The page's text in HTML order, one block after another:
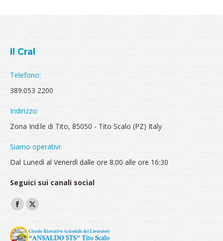
Il Cral
Telefono:
389.053 2200
Indirizzo:
Zona Ind.le di Tito, 85050 - Tito Scalo (PZ) Italy
Siamo operativi:
Dal Lunedì al Venerdì dalle ore 8:00 alle ore 16:30
Seguici sui canali social
Ci puoi trovare su:
Facebook
opens
X
opens